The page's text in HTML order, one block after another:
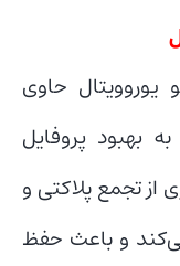
نرم امگا-3 کاردیو یوروویتال حاوی
3 است که به بهبود پروفایل
تجمع پلاکتی و
و باعث حفظ